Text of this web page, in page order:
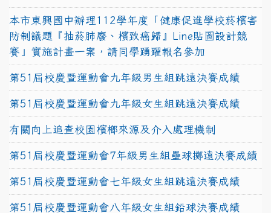
本市東興國中辦理112學年度「健康促進學校菸檳害
防制議題『抽菸肺廢、檳致癌歸』Line貼圖設計競
賽」實施計畫一案，請同學踴躍報名參加
第51屆校慶暨運動會九年級男生組跳遠決賽成績
第51屆校慶暨運動會九年級女生組跳遠決賽成績
有關向上追查校園檳榔來源及介入處理機制
第51屆校慶暨運動會7年級男生組壘球擲遠決賽成績
第51屆校慶暨運動會七年級女生組跳遠決賽成績
第51屆校慶暨運動會八年級女生組鉛球決賽成績